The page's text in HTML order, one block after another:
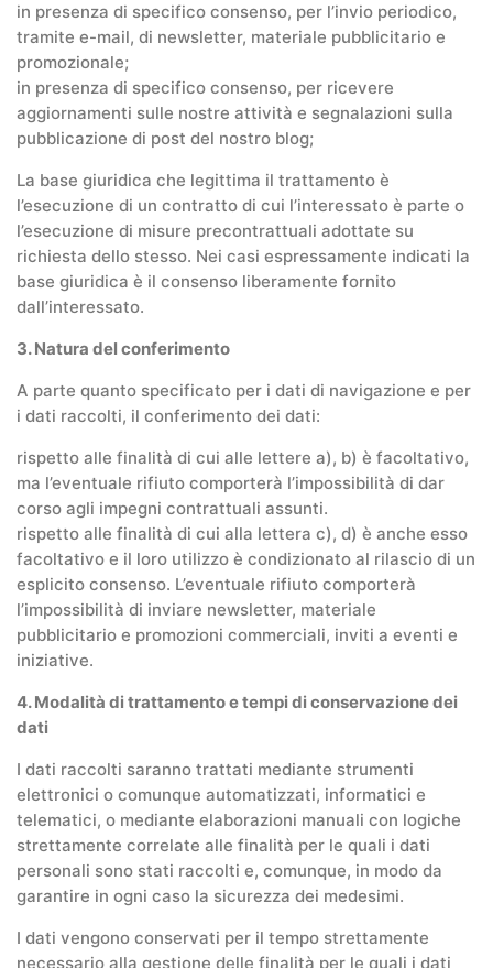
in presenza di specifico consenso, per l’invio periodico,
tramite e-mail, di newsletter, materiale pubblicitario e
promozionale;
in presenza di specifico consenso, per ricevere
aggiornamenti sulle nostre attività e segnalazioni sulla
pubblicazione di post del nostro blog;
La base giuridica che legittima il trattamento è
l’esecuzione di un contratto di cui l’interessato è parte o
l’esecuzione di misure precontrattuali adottate su
richiesta dello stesso. Nei casi espressamente indicati la
base giuridica è il consenso liberamente fornito
dall’interessato.
3. Natura del conferimento
A parte quanto specificato per i dati di navigazione e per
i dati raccolti, il conferimento dei dati:
rispetto alle finalità di cui alle lettere a), b) è facoltativo,
ma l’eventuale rifiuto comporterà l’impossibilità di dar
corso agli impegni contrattuali assunti.
rispetto alle finalità di cui alla lettera c), d) è anche esso
facoltativo e il loro utilizzo è condizionato al rilascio di un
esplicito consenso. L’eventuale rifiuto comporterà
l’impossibilità di inviare newsletter, materiale
pubblicitario e promozioni commerciali, inviti a eventi e
iniziative.
4. Modalità di trattamento e tempi di conservazione dei
dati
I dati raccolti saranno trattati mediante strumenti
elettronici o comunque automatizzati, informatici e
telematici, o mediante elaborazioni manuali con logiche
strettamente correlate alle finalità per le quali i dati
personali sono stati raccolti e, comunque, in modo da
garantire in ogni caso la sicurezza dei medesimi.
I dati vengono conservati per il tempo strettamente
necessario alla gestione delle finalità per le quali i dati